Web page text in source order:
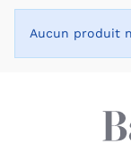
devenir une
lapuériculture .
son savoir-
faciliter le
Aucun produit